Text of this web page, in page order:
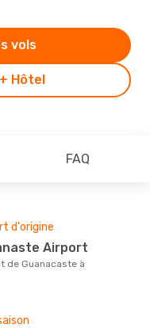
Hôtel
vols
FAQ
d'origine
Airport